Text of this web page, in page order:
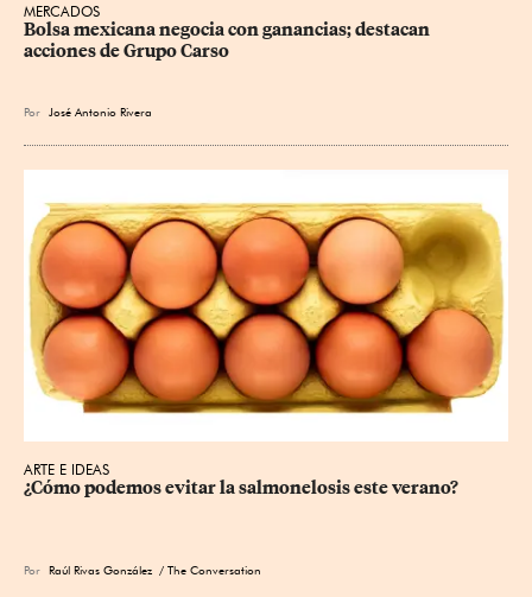
MERCADOS
Bolsa mexicana negocia con ganancias; destacan
acciones de Grupo Carso
Por José Antonio Rivera
ARTE E IDEAS
¿Cómo podemos evitar la salmonelosis este verano?
Por Raúl Rivas González / The Conversation